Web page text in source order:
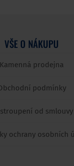
VŠE O NÁKUPU
Kamenná prodejna
podmínky
od smlouvy
ochrany osobních